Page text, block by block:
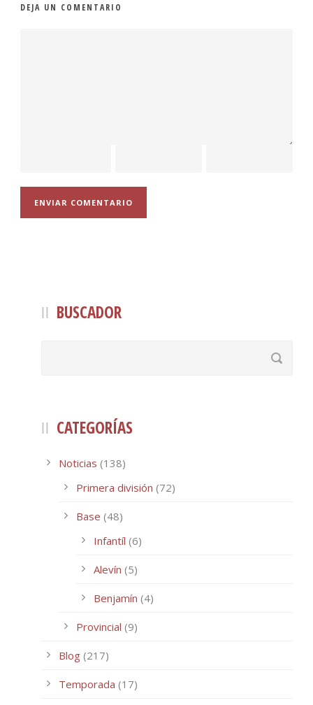
DEJA UN COMENTARIO
BUSCADOR
CATEGORÍAS
Noticias (138)
Primera división (72)
Base (48)
Infantíl (6)
Alevín (5)
Benjamín (4)
Provincial (9)
Blog (217)
Temporada (17)